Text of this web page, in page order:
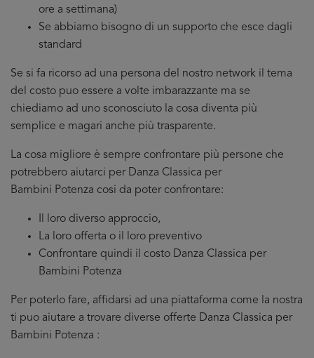
ore a settimana)
Se abbiamo bisogno di un supporto che esce dagli
standard
Se si fa ricorso ad una persona del nostro network il tema
del costo puo essere a volte imbarazzante ma se
chiediamo ad uno sconosciuto la cosa diventa più
semplice e magari anche più trasparente.
La cosa migliore è sempre confrontare più persone che
potrebbero aiutarci per Danza Classica per
Bambini Potenza cosi da poter confrontare:
Il loro diverso approccio,
La loro offerta o il loro preventivo
Confrontare quindi il costo Danza Classica per
Bambini Potenza
Per poterlo fare, affidarsi ad una piattaforma come la nostra
ti puo aiutare a trovare diverse offerte Danza Classica per
Bambini Potenza :